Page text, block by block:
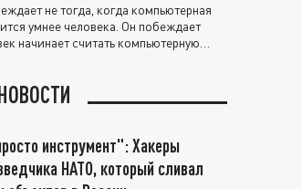
не тогда, когда компьютерная
умнее человека. Он побеждает
начинает считать компьютерную
инструмент": Хакеры
НАТО, который сливал